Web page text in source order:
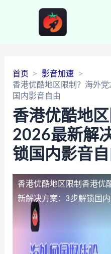
首页
影音加速
香港优酷地区限制？海外
国内影音自由
香港优酷地
2026最新解
锁国内影音自
香港优酷地区限制 香港优
新解决方案：3步解锁国